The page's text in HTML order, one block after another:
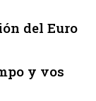
del Euro
y vos